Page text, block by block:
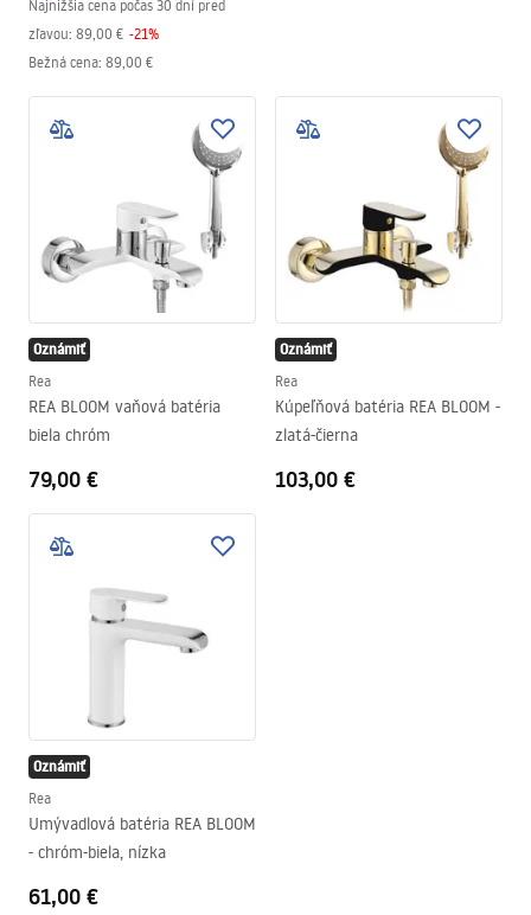
Najnižšia cena počas 30 dní pred
zľavou: 89,00 € -21%
Bežná cena: 89,00 €
Oznámiť
Rea
REA BLOOM vaňová batéria
biela chróm
79,00 €
Oznámiť
Rea
Kúpeľňová batéria REA BLOOM -
zlatá-čierna
103,00 €
Oznámiť
Rea
Umývadlová batéria REA BLOOM
- chróm-biela, nízka
61,00 €